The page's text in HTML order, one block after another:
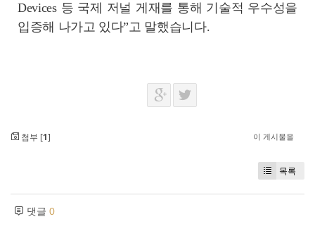
Devices 등 국제 저널 게재를 통해 기술적 우수성을
입증해 나가고 있다”고 말했습니다.
첨부 [1] 이 게시물을
목록
댓글 0